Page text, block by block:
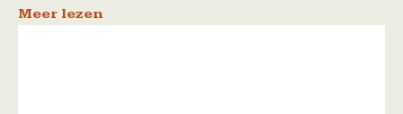
Meer lezen